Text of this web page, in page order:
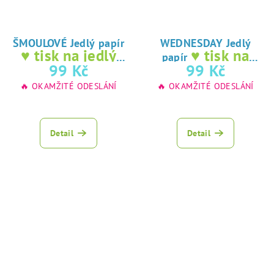
ŠMOULOVÉ Jedlý papír
♥ tisk na jedlý
papír
99 Kč
🔥 OKAMŽITÉ ODESLÁNÍ
Detail
WEDNESDAY Jedlý
papír ♥ tisk na
jedlý papír
99 Kč
🔥 OKAMŽITÉ ODESLÁNÍ
Detail